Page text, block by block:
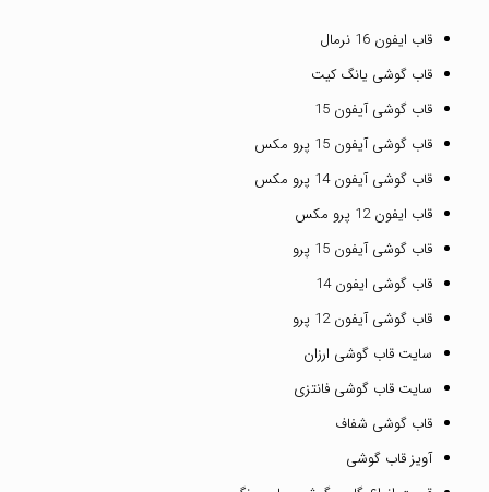
قاب ایفون 16 نرمال
قاب گوشی یانگ کیت
قاب گوشی آیفون 15
قاب گوشی آیفون 15 پرو مکس
قاب گوشی آیفون 14 پرو مکس
قاب ایفون 12 پرو مکس
قاب گوشی آیفون 15 پرو
قاب گوشی ایفون 14
قاب گوشی آیفون 12 پرو
سایت قاب گوشی ارزان
سایت قاب گوشی فانتزی
قاب گوشی شفاف
آویز قاب گوشی